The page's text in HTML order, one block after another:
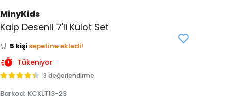
MinyKids
Kalp Desenli 7'li Külot Set
👀 Şu an
inceliyor!
Bu ürünü
🛒 5 kişi sepetine ekledi!
✅ Bugün 3 adet
Tükeniyor
3 değerlendirme
Barkod: KCKLT13-23